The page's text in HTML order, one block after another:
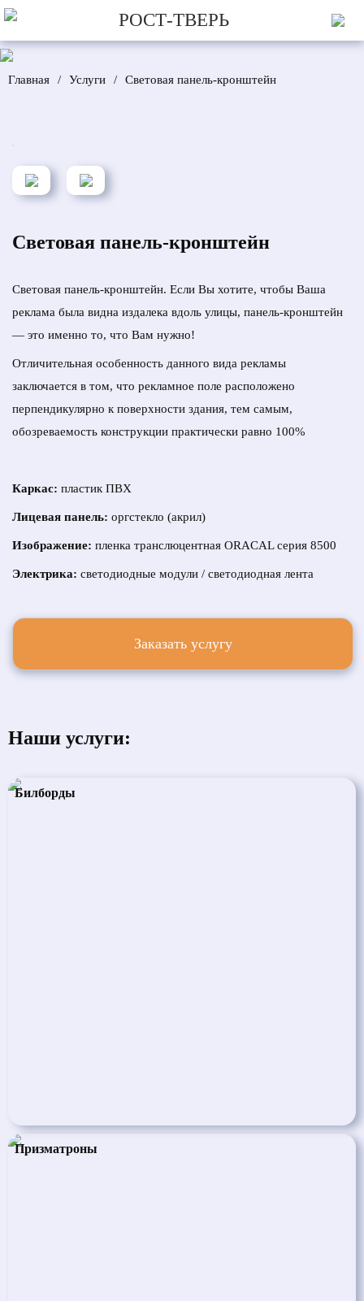
РОСТ-ТВЕРЬ
Главная / Услуги / Световая панель-кронштейн
Световая панель-кронштейн
Световая панель-кронштейн. Если Вы хотите, чтобы Ваша
реклама была видна издалека вдоль улицы, панель-кронштейн
— это именно то, что Вам нужно!
Отличительная особенность данного вида рекламы
заключается в том, что рекламное поле расположено
перпендикулярно к поверхности здания, тем самым,
обозреваемость конструкции практически равно 100%
Каркас: пластик ПВХ
Лицевая панель: оргстекло (акрил)
Изображение: пленка транслюцентная ORACAL серия 8500
Электрика: светодиодные модули / светодиодная лента
Заказать услугу
Наши услуги:
Билборды
Призматроны